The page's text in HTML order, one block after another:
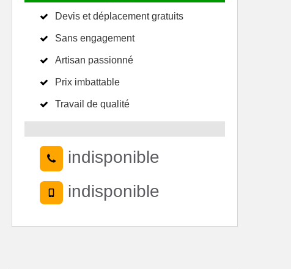
Devis et déplacement gratuits
Sans engagement
Artisan passionné
Prix imbattable
Travail de qualité
indisponible
indisponible